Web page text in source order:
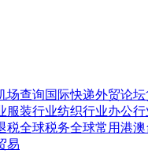
场查询国际快递外贸论坛
服装行业纺织行业办公行
税全球税务全球常用港澳
易